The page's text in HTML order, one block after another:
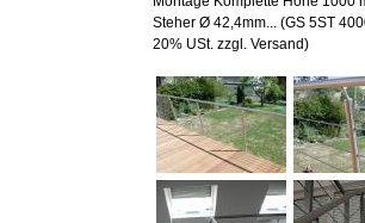
Steher Ø 42,4mm... (GS 5ST
20% USt. zzgl. Versand)